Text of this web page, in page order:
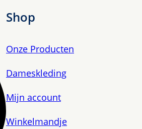
Shop
Onze Producten
Dameskleding
Mijn account
Winkelmandje